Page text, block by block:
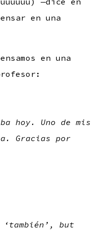
en una
en una
hoy. Uno de mis
Gracias por
but